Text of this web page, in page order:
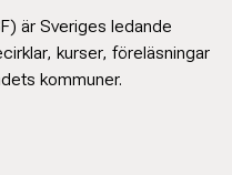
är Sveriges ledande
kurser, föreläsningar
kommuner.